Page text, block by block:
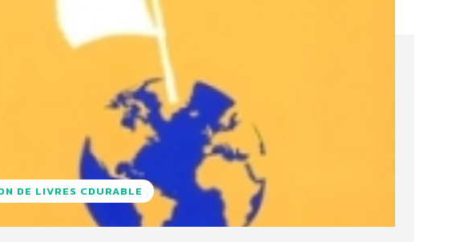
DE LIVRES CDURABLE